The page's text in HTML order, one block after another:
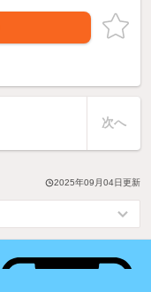
次へ
2025年09月04日更新